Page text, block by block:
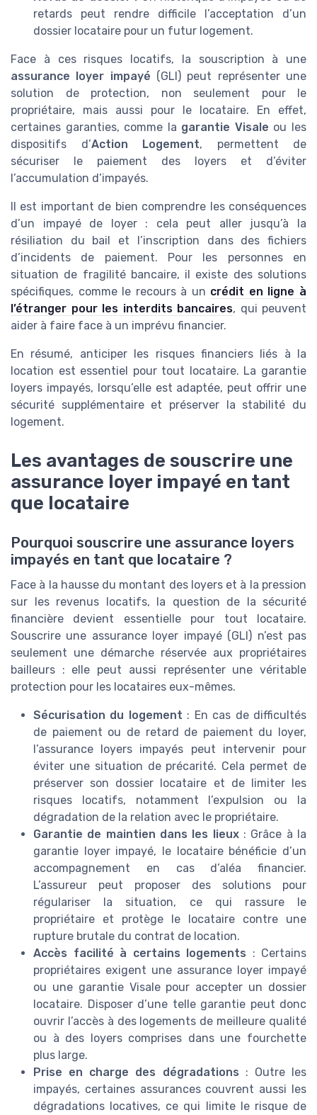
retards peut rendre difficile l’acceptation d’un
dossier locataire pour un futur logement.
Face à ces risques locatifs, la souscription à une
assurance loyer impayé (GLI) peut représenter une
solution de protection, non seulement pour le
propriétaire, mais aussi pour le locataire. En effet,
certaines garanties, comme la garantie Visale ou les
dispositifs d’Action Logement, permettent de
sécuriser le paiement des loyers et d’éviter
l’accumulation d’impayés.
Il est important de bien comprendre les conséquences
d’un impayé de loyer : cela peut aller jusqu’à la
résiliation du bail et l’inscription dans des fichiers
d’incidents de paiement. Pour les personnes en
situation de fragilité bancaire, il existe des solutions
spécifiques, comme le recours à un crédit en ligne à
l’étranger pour les interdits bancaires, qui peuvent
aider à faire face à un imprévu financier.
En résumé, anticiper les risques financiers liés à la
location est essentiel pour tout locataire. La garantie
loyers impayés, lorsqu’elle est adaptée, peut offrir une
sécurité supplémentaire et préserver la stabilité du
logement.
Les avantages de souscrire une
assurance loyer impayé en tant
que locataire
Pourquoi souscrire une assurance loyers
impayés en tant que locataire ?
Face à la hausse du montant des loyers et à la pression
sur les revenus locatifs, la question de la sécurité
financière devient essentielle pour tout locataire.
Souscrire une assurance loyer impayé (GLI) n’est pas
seulement une démarche réservée aux propriétaires
bailleurs : elle peut aussi représenter une véritable
protection pour les locataires eux-mêmes.
Sécurisation du logement : En cas de difficultés
de paiement ou de retard de paiement du loyer,
l’assurance loyers impayés peut intervenir pour
éviter une situation de précarité. Cela permet de
préserver son dossier locataire et de limiter les
risques locatifs, notamment l’expulsion ou la
dégradation de la relation avec le propriétaire.
Garantie de maintien dans les lieux: Grâce à la
garantie loyer impayé, le locataire bénéficie d’un
accompagnement en cas d’aléa financier.
L’assureur peut proposer des solutions pour
régulariser la situation, ce qui rassure le
propriétaire et protège le locataire contre une
rupture brutale du contrat de location.
Accès facilité à certains logements : Certains
propriétaires exigent une assurance loyer impayé
ou une garantie Visale pour accepter un dossier
locataire. Disposer d’une telle garantie peut donc
ouvrir l’accès à des logements de meilleure qualité
ou à des loyers comprises dans une fourchette
plus large.
Prise en charge des dégradations : Outre les
impayés, certaines assurances couvrent aussi les
dégradations locatives, ce qui limite le risque de